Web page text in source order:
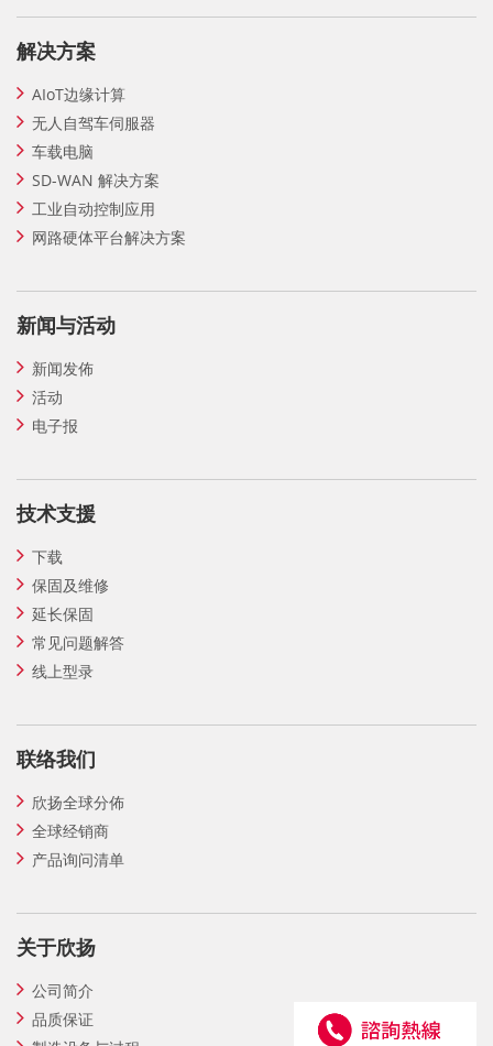
解决方案
AIoT边缘计算
无人自驾车伺服器
车载电脑
SD-WAN 解决方案
工业自动控制应用
网路硬体平台解决方案
新闻与活动
新闻发佈
活动
电子报
技术支援
下载
保固及维修
延长保固
常见问题解答
线上型录
联络我们
欣扬全球分佈
全球经销商
产品询问清单
关于欣扬
公司简介
品质保证